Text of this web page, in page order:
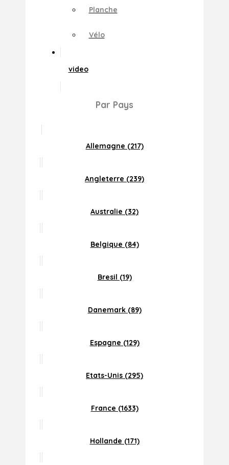
Planche
Vélo
video
Par Pays
Allemagne (217)
Angleterre (239)
Australie (32)
Belgique (84)
Bresil (19)
Danemark (89)
Espagne (129)
Etats-Unis (295)
France (1633)
Hollande (171)